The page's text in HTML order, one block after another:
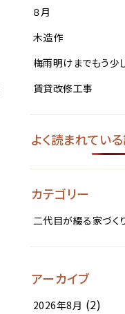
８月
木造作
梅雨明けまでもう少し
賃貸改修工事
よく読まれてい
カテゴリー
二代目が綴る家づく
アーカイブ
2026年8月 (2)